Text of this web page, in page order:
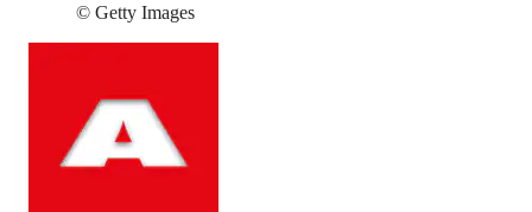
© Getty Images